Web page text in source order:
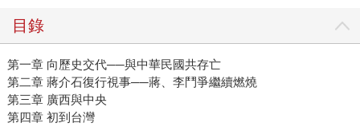
目錄
第一章 向歷史交代──與中華民國共存亡
第二章 蔣介石復行視事──蔣、李鬥爭繼續燃燒
第三章 廣西與中央
第四章 初到台灣